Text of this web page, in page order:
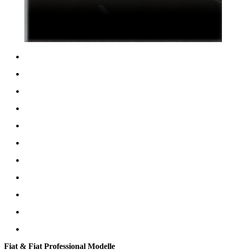
Fiat & Fiat Professional Modelle